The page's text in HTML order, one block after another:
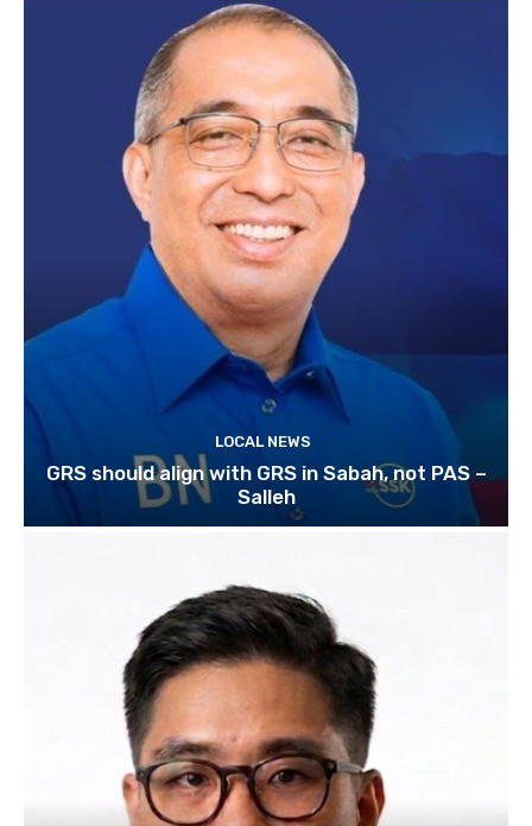
LOCAL NEWS
GRS should align with GRS in Sabah, not PAS –
Salleh